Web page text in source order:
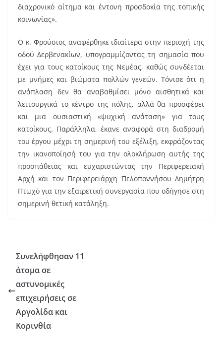
διαχρονικό αίτημα και έντονη προσδοκία της τοπικής
κοινωνίας».
Ο κ. Φρούσιος αναφέρθηκε ιδιαίτερα στην περιοχή της
οδού Δερβενακίων, υπογραμμίζοντας τη σημασία που
έχει για τους κατοίκους της Νεμέας, καθώς συνδέεται
με μνήμες και βιώματα πολλών γενεών. Τόνισε ότι η
ανάπλαση δεν θα αναβαθμίσει μόνο αισθητικά και
λειτουργικά το κέντρο της πόλης, αλλά θα προσφέρει
και μια ουσιαστική «ψυχική ανάταση» για τους
κατοίκους. Παράλληλα, έκανε αναφορά στη διαδρομή
του έργου μέχρι τη σημερινή του εξέλιξη, εκφράζοντας
την ικανοποίησή του για την ολοκλήρωση αυτής της
προσπάθειας και ευχαριστώντας την Περιφερειακή
Αρχή και τον Περιφερειάρχη Πελοποννήσου Δημήτρη
Πτωχό για την εξαιρετική συνεργασία που οδήγησε στη
σημερινή θετική κατάληξη.
Συνελήφθησαν 11
άτομα σε
αστυνομικές
επιχειρήσεις σε
Αργολίδα και
Κορινθία